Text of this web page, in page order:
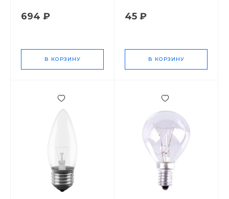
694 ₽
В КОРЗИНУ
45 ₽
В КОРЗИНУ